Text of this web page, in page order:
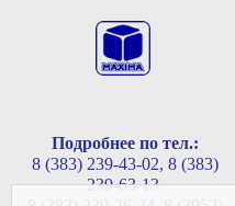
Подробнее по тел.:
8 (383) 239-43-02, 8 (383)
239-63-13